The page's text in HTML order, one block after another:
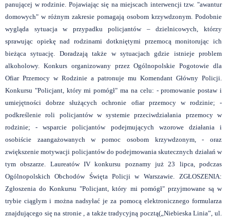
panującej w rodzinie. Pojawiając się na miejscach interwencji tzw. "awantur
domowych" w różnym zakresie pomagają osobom krzywdzonym. Podobnie
wygląda sytuacja w przypadku policjantów – dzielnicowych, którzy
sprawując opiekę nad rodzinami dotkniętymi przemocą monitorując ich
bieżąca sytuację. Doradzają także w sytuacjach gdzie istnieje problem
alkoholowy. Konkurs organizowany przez Ogólnopolskie Pogotowie dla
Ofiar Przemocy w Rodzinie a patronuje mu Komendant Główny Policji.
Konkursu "Policjant, który mi pomógł" ma na celu: - promowanie postaw i
umiejętności dobrze służących ochronie ofiar przemocy w rodzinie; -
podkreślenie roli policjantów w systemie przeciwdziałania przemocy w
rodzinie; - wsparcie policjantów podejmujących wzorowe działania i
osobiście zaangażowanych w pomoc osobom krzywdzonym, - oraz
zwiększenie motywacji policjantów do podejmowania skutecznych działań w
tym obszarze. Laureatów IV konkursu poznamy już 23 lipca, podczas
Ogólnopolskich Obchodów Święta Policji w Warszawie.
ZGŁOSZENIA:
Zgłoszenia do Konkursu "Policjant, który mi pomógł" przyjmowane są w
trybie ciągłym i można nadsyłać je za pomocą elektronicznego formularza
znajdującego się na stronie, a także tradycyjną pocztą(„Niebieska Linia”, ul.